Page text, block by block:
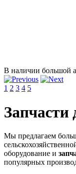
В наличии большой
1 2 3 4 5
Запчасти
Мы предлагаем
оборудование и
популярных